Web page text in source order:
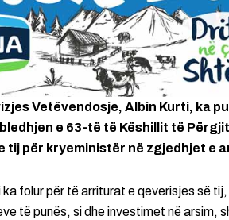
Vetëvendosje, Albin Kurti, ka
e 63-të të Këshillit të
tij për kryeministër në zgjedhjet e
folur për të arriturat e qeverisjes së
të punës, si dhe investimet në arsim,